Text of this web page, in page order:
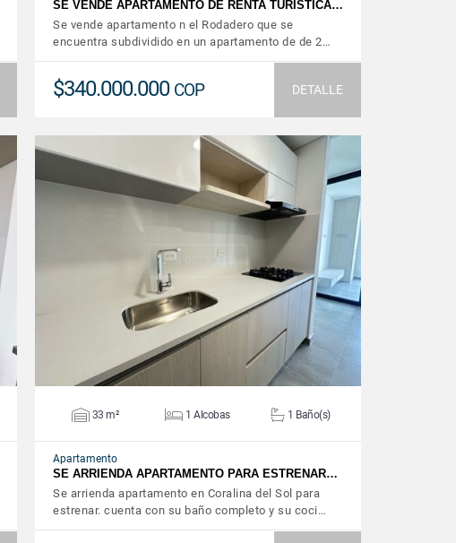
SE VENDE APARTAMENTO DE RENTA TURÍSTICA…
Se vende apartamento n el Rodadero que se
encuentra subdividido en un apartamento de de 2…
$340.000.000 COP DETALLE
VER DETALLES
33 m² 1 Alcobas 1 Baño(s)
Apartamento
SE ARRIENDA APARTAMENTO PARA ESTRENAR…
Se arrienda apartamento en Coralina del Sol para
estrenar. cuenta con su baño completo y su coci…